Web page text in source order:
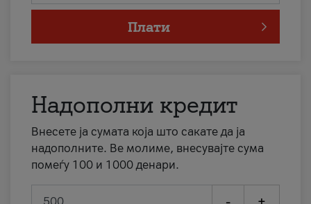
Плати
Надополни кредит
Внесете ја сумата која што сакате да ја
надополните. Ве молиме, внесувајте сума
помеѓу 100 и 1000 денари.